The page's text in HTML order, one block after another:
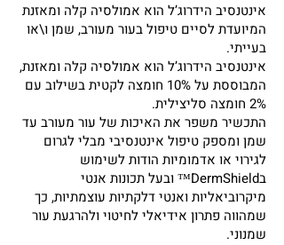
אינטנסיב הידרוג’ל הוא אמולסיה קלה ומאזנת
המיועדת לסיים טיפול בעור מעורב, שמן ו\או
בעייתי.
אינטנסיב הידרוג’ל הוא אמולסיה קלה ומאזנת,
המבוססת על 10% חומצה לקטית בשילוב עם
2% חומצה סליצילית.
התכשיר משפר את האיכות של עור מעורב עד
שמן ומספק טיפול אינטנסיבי מבלי לגרום
לגירוי או אדמומיות הודות לשימוש
בDermShield™ ובעל תכונות אנטי
מיקרוביאליות ואנטי דלקתיות עוצמתיות, כך
שמהווה פתרון אידיאלי לחיטוי ולהרגעת עור
שמנוני.